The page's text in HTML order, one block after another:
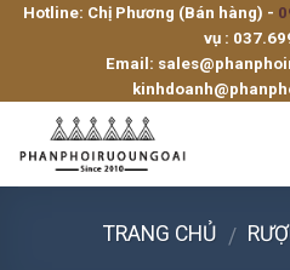
SkipHotline: Chị Phương (Bán hàng) -
vụ :
Email:
TRANG CHỦ /